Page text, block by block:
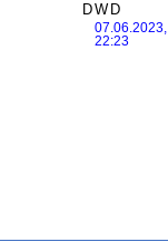
DWD
07.06.2023,
22:23